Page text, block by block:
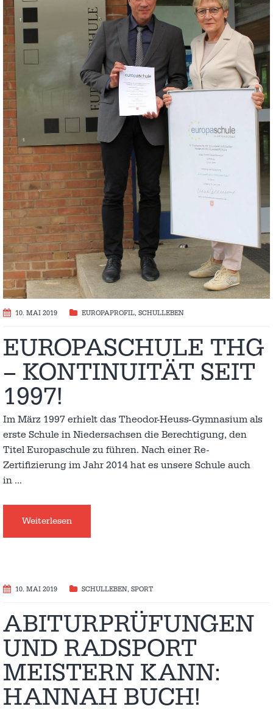
10. MAI 2019 EUROPAPROFIL, SCHULLEBEN
EUROPASCHULE THG
– KONTINUITÄT SEIT
1997!
Im März 1997 erhielt das Theodor-Heuss-Gymnasium als
erste Schule in Niedersachsen die Berechtigung, den
Titel Europaschule zu führen. Nach einer Re-
Zertifizierung im Jahr 2014 hat es unsere Schule auch
in …
Weiterlesen
10. MAI 2019 SCHULLEBEN, SPORT
ABITURPRÜFUNGEN
UND RADSPORT
MEISTERN KANN:
HANNAH BUCH!